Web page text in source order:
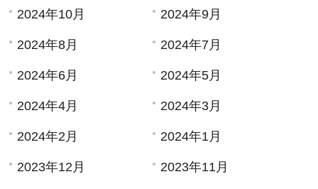
2024年10月 2024年9月
2024年8月 2024年7月
2024年6月 2024年5月
2024年4月 2024年3月
2024年2月 2024年1月
2023年12月 2023年11月